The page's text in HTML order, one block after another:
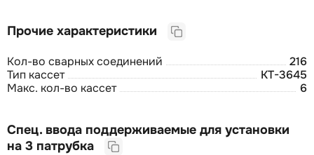
Прочие характеристики
Кол-во сварных соединений
216
Тип кассет
КТ-3645
Макс. кол-во кассет
6
Спец. ввода поддерживаемые для установки
на 3 патрубка